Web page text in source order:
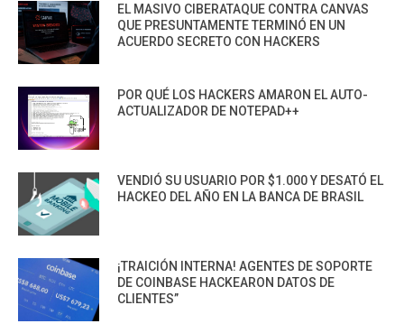
EL MASIVO CIBERATAQUE CONTRA CANVAS
QUE PRESUNTAMENTE TERMINÓ EN UN
ACUERDO SECRETO CON HACKERS
POR QUÉ LOS HACKERS AMARON EL AUTO-
ACTUALIZADOR DE NOTEPAD++
VENDIÓ SU USUARIO POR $1.000 Y DESATÓ EL
HACKEO DEL AÑO EN LA BANCA DE BRASIL
¡TRAICIÓN INTERNA! AGENTES DE SOPORTE
DE COINBASE HACKEARON DATOS DE
CLIENTES”